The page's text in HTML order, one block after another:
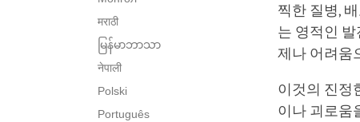
मराठी
မြန်မာဘာသာ
नेपाली
Polski
Português
찍한 질병,
는 영적인
제나 어려움
이것의 진정
이나 괴로움